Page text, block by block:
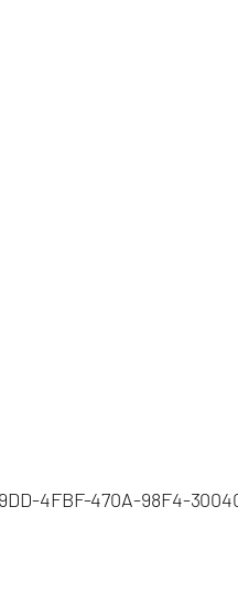
4FBF-470A-98F4-